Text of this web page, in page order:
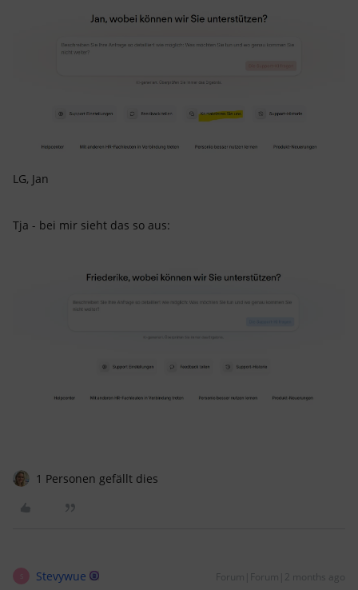
LG, Jan
Tja - bei mir sieht das so aus:
1 Personen gefällt dies
Stevywue Forum|Forum|2 months ago